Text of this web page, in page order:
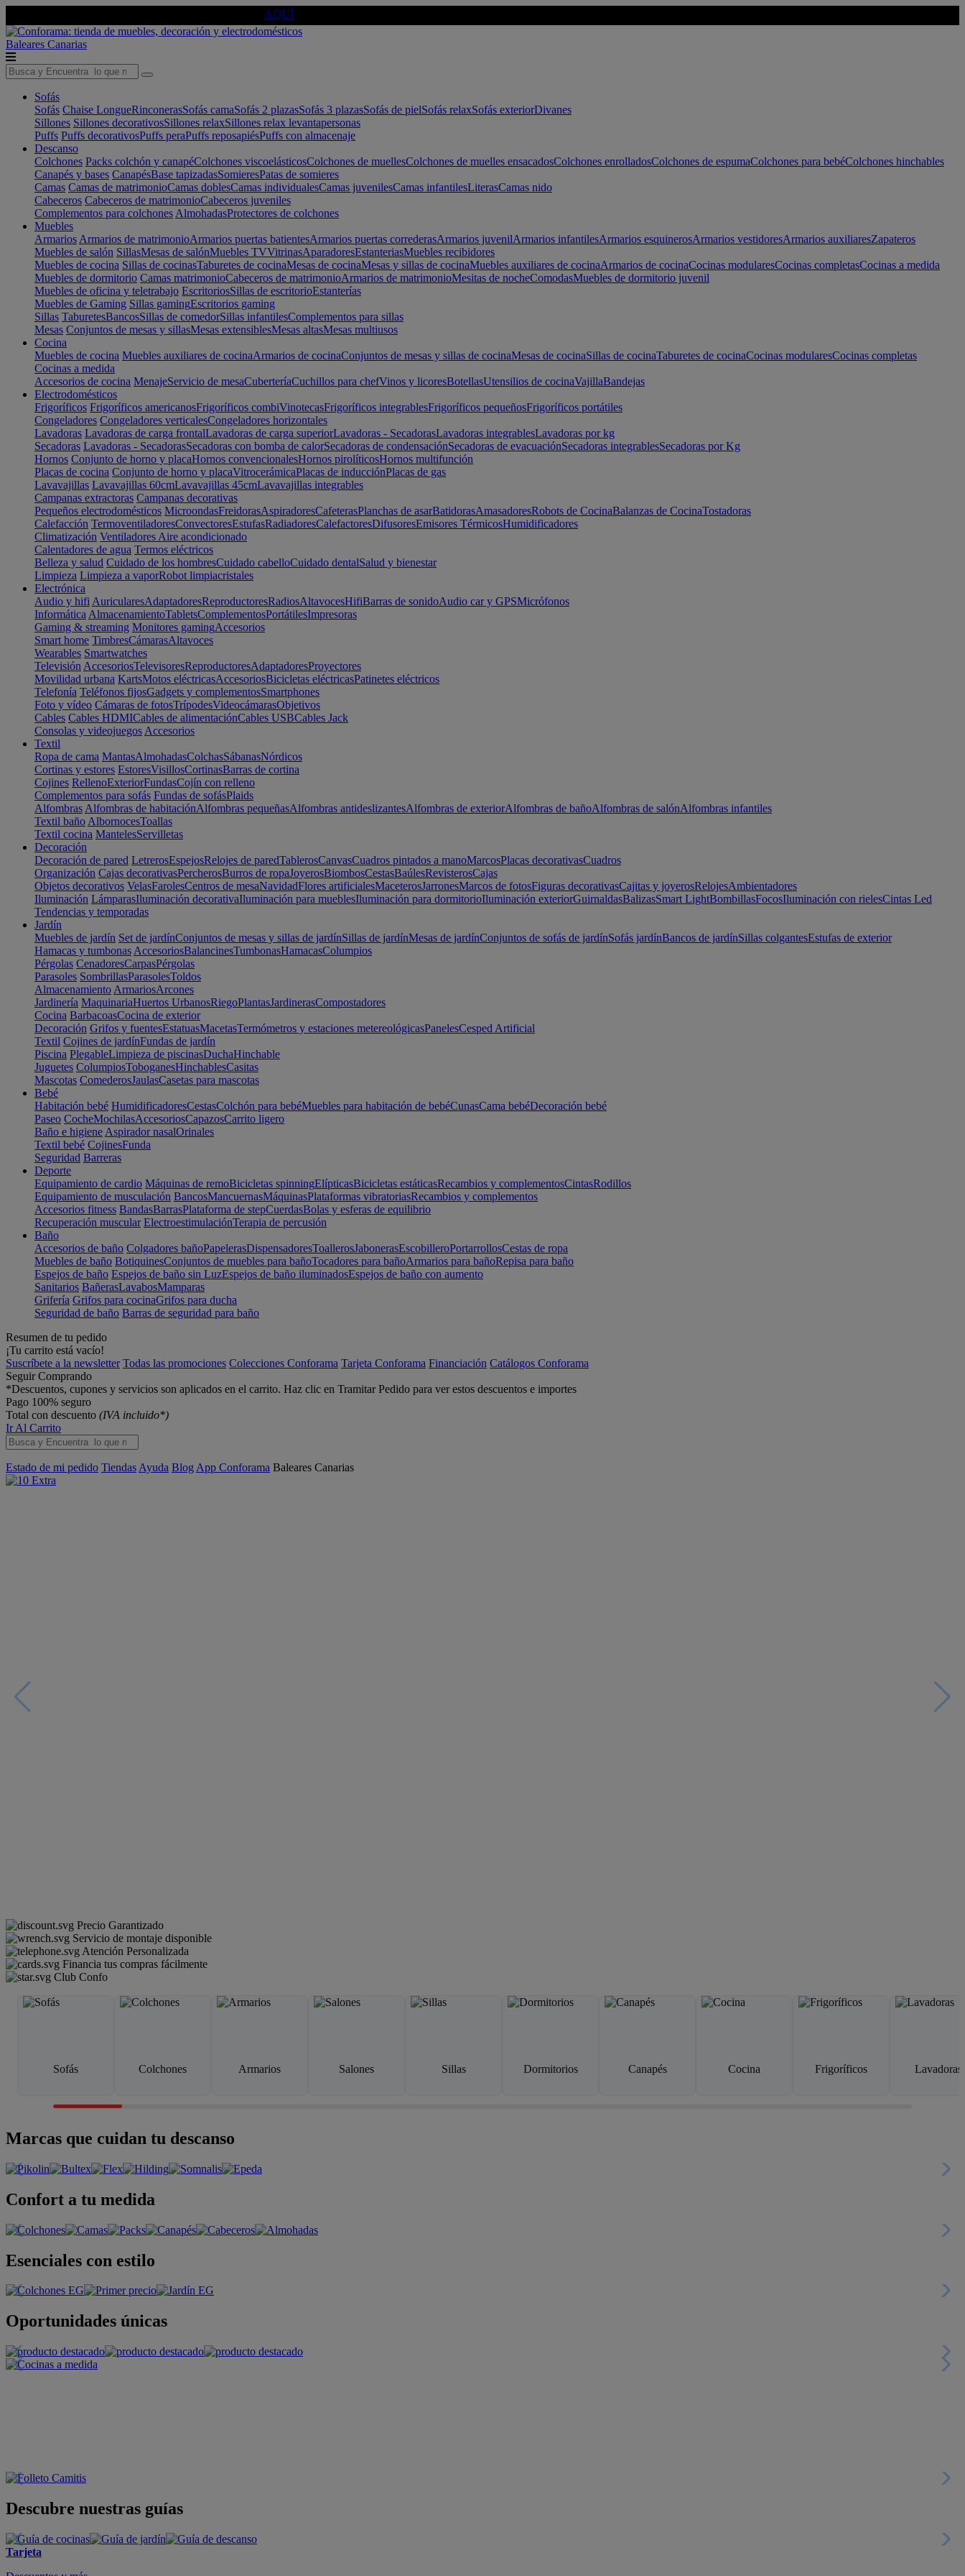
AQUÍ
Baleares Canarias
Sofás
Sofás Chaise LongueRinconerasSofás camaSofás 2 plazasSofás 3 plazasSofás de pielSofás relaxSofás exteriorDivanes
Sillones Sillones decorativosSillones relaxSillones relax levantapersonas
Puffs Puffs decorativosPuffs peraPuffs reposapiésPuffs con almacenaje
Descanso
Colchones Packs colchón y canapéColchones viscoelásticosColchones de muellesColchones de muelles ensacadosColchones enrolladosColchones de espumaColchones para bebéColchones hinchables
Canapés y bases CanapésBase tapizadasSomieresPatas de somieres
Camas Camas de matrimonioCamas doblesCamas individualesCamas juvenilesCamas infantilesLiterasCamas nido
Cabeceros Cabeceros de matrimonioCabeceros juveniles
Complementos para colchones AlmohadasProtectores de colchones
Muebles
Armarios Armarios de matrimonioArmarios puertas batientesArmarios puertas correderasArmarios juvenilArmarios infantilesArmarios esquinerosArmarios vestidoresArmarios auxiliaresZapateros
Muebles de salón SillasMesas de salónMuebles TVVitrinasAparadoresEstanteriasMuebles recibidores
Muebles de cocina Sillas de cocinasTaburetes de cocinaMesas de cocinaMesas y sillas de cocinaMuebles auxiliares de cocinaArmarios de cocinaCocinas modularesCocinas completasCocinas a medida
Muebles de dormitorio Camas matrimonioCabeceros de matrimonioArmarios de matrimonioMesitas de nocheComodasMuebles de dormitorio juvenil
Muebles de oficina y teletrabajo EscritoriosSillas de escritorioEstanterías
Muebles de Gaming Sillas gamingEscritorios gaming
Sillas TaburetesBancosSillas de comedorSillas infantilesComplementos para sillas
Mesas Conjuntos de mesas y sillasMesas extensiblesMesas altasMesas multiusos
Cocina
Muebles de cocina Muebles auxiliares de cocinaArmarios de cocinaConjuntos de mesas y sillas de cocinaMesas de cocinaSillas de cocinaTaburetes de cocinaCocinas modularesCocinas completas
Cocinas a medida
Accesorios de cocina MenajeServicio de mesaCuberteríaCuchillos para chefVinos y licoresBotellasUtensilios de cocinaVajillaBandejas
Electrodomésticos
Frigoríficos Frigoríficos americanosFrigoríficos combiVinotecasFrigoríficos integrablesFrigoríficos pequeñosFrigoríficos portátiles
Congeladores Congeladores verticalesCongeladores horizontales
Lavadoras Lavadoras de carga frontalLavadoras de carga superiorLavadoras - SecadorasLavadoras integrablesLavadoras por kg
Secadoras Lavadoras - SecadorasSecadoras con bomba de calorSecadoras de condensaciónSecadoras de evacuaciónSecadoras integrablesSecadoras por Kg
Hornos Conjunto de horno y placaHornos convencionalesHornos pirolíticosHornos multifunción
Placas de cocina Conjunto de horno y placaVitrocerámicaPlacas de inducciónPlacas de gas
Lavavajillas Lavavajillas 60cmLavavajillas 45cmLavavajillas integrables
Campanas extractoras Campanas decorativas
Pequeños electrodomésticos MicroondasFreidorasAspiradoresCafeterasPlanchas de asarBatidorasAmasadoresRobots de CocinaBalanzas de CocinaTostadoras
Calefacción TermoventiladoresConvectoresEstufasRadiadoresCalefactoresDifusoresEmisores TérmicosHumidificadores
Climatización Ventiladores Aire acondicionado
Calentadores de agua Termos eléctricos
Belleza y salud Cuidado de los hombresCuidado cabelloCuidado dentalSalud y bienestar
Limpieza Limpieza a vaporRobot limpiacristales
Electrónica
Audio y hifi AuricularesAdaptadoresReproductoresRadiosAltavocesHifiBarras de sonidoAudio car y GPSMicrófonos
Informática AlmacenamientoTabletsComplementosPortátilesImpresoras
Gaming & streaming Monitores gamingAccesorios
Smart home TimbresCámarasAltavoces
Wearables Smartwatches
Televisión AccesoriosTelevisoresReproductoresAdaptadoresProyectores
Movilidad urbana KartsMotos eléctricasAccesoriosBicicletas eléctricasPatinetes eléctricos
Telefonía Teléfonos fijosGadgets y complementosSmartphones
Foto y vídeo Cámaras de fotosTrípodesVideocámarasObjetivos
Cables Cables HDMICables de alimentaciónCables USBCables Jack
Consolas y videojuegos Accesorios
Textil
Ropa de cama MantasAlmohadasColchasSábanasNórdicos
Cortinas y estores EstoresVisillosCortinasBarras de cortina
Cojines RellenoExteriorFundasCojín con relleno
Complementos para sofás Fundas de sofásPlaids
Alfombras Alfombras de habitaciónAlfombras pequeñasAlfombras antideslizantesAlfombras de exteriorAlfombras de bañoAlfombras de salónAlfombras infantiles
Textil baño AlbornocesToallas
Textil cocina MantelesServilletas
Decoración
Decoración de pared LetrerosEspejosRelojes de paredTablerosCanvasCuadros pintados a manoMarcosPlacas decorativasCuadros
Organización Cajas decorativasPercherosBurros de ropaJoyerosBiombosCestasBaúlesRevisterosCajas
Objetos decorativos VelasFarolesCentros de mesaNavidadFlores artificialesMaceterosJarronesMarcos de fotosFiguras decorativasCajitas y joyerosRelojesAmbientadores
Iluminación LámparasIluminación decorativaIluminación para mueblesIluminación para dormitorioIluminación exteriorGuirnaldasBalizasSmart LightBombillasFocosIluminación con rielesCintas Led
Tendencias y temporadas
Jardín
Muebles de jardín Set de jardínConjuntos de mesas y sillas de jardínSillas de jardínMesas de jardínConjuntos de sofás de jardínSofás jardínBancos de jardínSillas colgantesEstufas de exterior
Hamacas y tumbonas AccesoriosBalancinesTumbonasHamacasColumpios
Pérgolas CenadoresCarpasPérgolas
Parasoles SombrillasParasolesToldos
Almacenamiento ArmariosArcones
Jardinería MaquinariaHuertos UrbanosRiegoPlantasJardinerasCompostadores
Cocina BarbacoasCocina de exterior
Decoración Grifos y fuentesEstatuasMacetasTermómetros y estaciones metereológicasPanelesCesped Artificial
Textil Cojines de jardínFundas de jardín
Piscina PlegableLimpieza de piscinasDuchaHinchable
Juguetes ColumpiosToboganesHinchablesCasitas
Mascotas ComederosJaulasCasetas para mascotas
Bebé
Habitación bebé HumidificadoresCestasColchón para bebéMuebles para habitación de bebéCunasCama bebéDecoración bebé
Paseo CocheMochilasAccesoriosCapazosCarrito ligero
Baño e higiene Aspirador nasalOrinales
Textil bebé CojinesFunda
Seguridad Barreras
Deporte
Equipamiento de cardio Máquinas de remoBicicletas spinningElípticasBicicletas estáticasRecambios y complementosCintasRodillos
Equipamiento de musculación BancosMancuernasMáquinasPlataformas vibratoriasRecambios y complementos
Accesorios fitness BandasBarrasPlataforma de stepCuerdasBolas y esferas de equilibrio
Recuperación muscular ElectroestimulaciónTerapia de percusión
Baño
Accesorios de baño Colgadores bañoPapelerasDispensadoresToallerosJabonerasEscobilleroPortarrollosCestas de ropa
Muebles de baño BotiquinesConjuntos de muebles para bañoTocadores para bañoArmarios para bañoRepisa para baño
Espejos de baño Espejos de baño sin LuzEspejos de baño iluminadosEspejos de baño con aumento
Sanitarios BañerasLavabosMamparas
Grifería Grifos para cocinaGrifos para ducha
Seguridad de baño Barras de seguridad para baño
Resumen de tu pedido
¡Tu carrito está vacío!
Suscríbete a la newsletter Todas las promociones Colecciones Conforama Tarjeta Conforama Financiación Catálogos Conforama
Seguir Comprando
*Descuentos, cupones y servicios son aplicados en el carrito. Haz clic en Tramitar Pedido para ver estos descuentos e importes
Pago 100% seguro
Total con descuento (IVA incluido*)
Ir Al Carrito
Estado de mi pedido Tiendas Ayuda Blog App Conforama Baleares Canarias
Precio Garantizado
Servicio de montaje disponible
Atención Personalizada
Financia tus compras fácilmente
Club Confo
Sofás Colchones Armarios Salones Sillas Dormitorios Canapés Cocina Frigoríficos Lavadoras
Marcas que cuidan tu descanso
Confort a tu medida
Esenciales con estilo
Oportunidades únicas
Descubre nuestras guías
Tarjeta